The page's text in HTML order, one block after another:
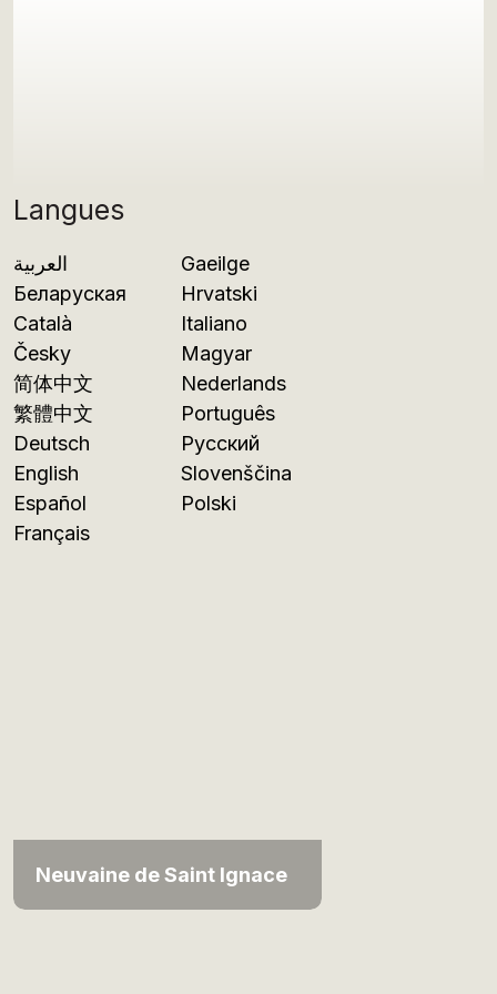
Langues
العربية
Беларуская
Català
Česky
简体中文
繁體中文
Deutsch
English
Español
Français
Gaeilge
Hrvatski
Italiano
Magyar
Nederlands
Português
Русский
Slovenščina
Polski
Neuvaine de Saint Ignace